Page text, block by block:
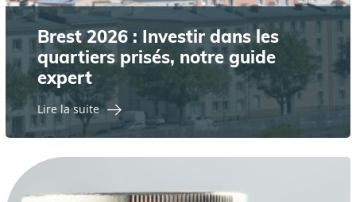
Brest 2026 : Investir dans les
quartiers prisés, notre guide
expert
Lire la suite